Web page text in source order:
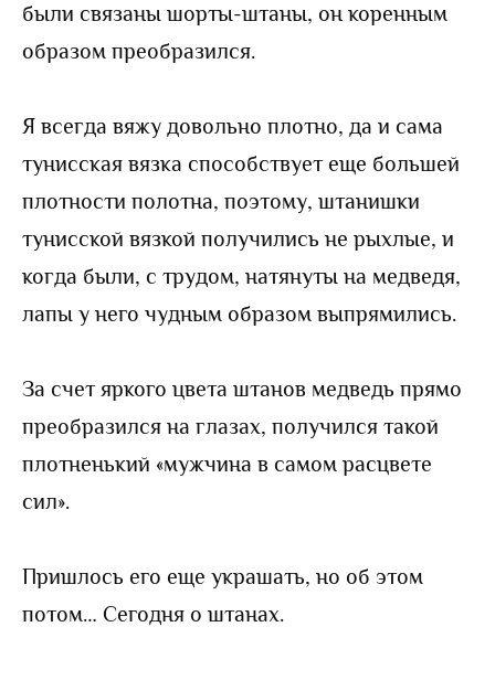
были связаны шорты-штаны, он коренным
образом преобразился.
Я всегда вяжу довольно плотно, да и сама
тунисская вязка способствует еще большей
плотности полотна, поэтому, штанишки
тунисской вязкой получились не рыхлые, и
когда были, с трудом, натянуты на медведя,
лапы у него чудным образом выпрямились.
За счет яркого цвета штанов медведь прямо
преобразился на глазах, получился такой
плотненький «мужчина в самом расцвете
сил».
Пришлось его еще украшать, но об этом
потом… Сегодня о штанах.